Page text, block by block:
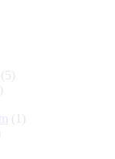
(5)
(1)